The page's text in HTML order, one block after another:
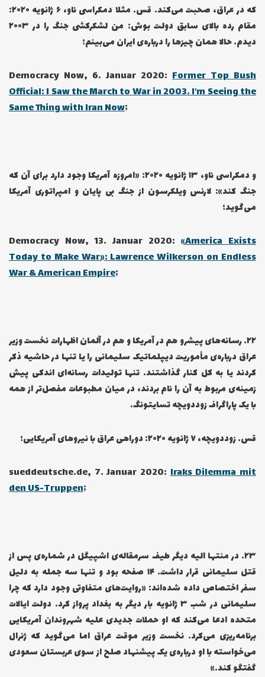
که در عراق، صحبت می‌کند. قس. مثلا دمکراسی ناو، ۶ ژانویه ۲۰۲۰:
مقام رده بالای سابق دولت بوش: من لشکرکشی جنگ را در ۲۰۰۳
دیدم. حالا همان چیزها را درباره‌ی ایران می‌بینم؛
Democracy Now, 6. Januar 2020: Former Top Bush
Official: I Saw the March to War in 2003. I’m Seeing the
Same Thing with Iran Now;
و دمکراسی ناو، ۱۳ ژانویه ۲۰۲۰: «امروزه آمریکا وجود دارد برای آن که
جنگ کند»: لارنس ویلکرسون از جنگ بی پایان و امپراتوری آمریکا
می‌گوید؛
Democracy Now, 13. Januar 2020: «America Exists
Today to Make War»: Lawrence Wilkerson on Endless
War & American Empire;
۲۲… رسانه‌های پیشرو هم در آمریکا و هم در آلمان اظهارات نخست وزیر
عراق درباره‌ی مأموریت دیپلماتیک سلیمانی را یا تنها در حاشیه ذکر
کردند یا به کل کنار گذاشتند. تنها تولیدات رسانه‌ای اندکی پیش
زمینه‌ی مربوط به آن را نام بردند، در میان مطبوعات مفصل‌تر از همه
با یک پاراگراف زوددویچه تسایتونگ.
قس. زوددویچه، ۷ ژانویه ۲۰۲۰: دوراهی عراق با نیروهای آمریکایی؛
sueddeutsche.de, 7. Januar 2020:Iraks Dilemma mit
den US-Truppen;
۲۳… در منتها الیه دیگر طیف سرمقاله‌ی اشپیگل در شماره‌ی پس از
قتل سلیمانی قرار داشت. ۱۴ صفحه بود و تنها سه جمله به دلیل
سفر اختصاص داده شده‌اند: «روایت‌های متفاوتی وجود دارد که چرا
سلیمانی در شب ۳ ژانویه بار دیگر به بغداد پرواز کرد. دولت ایالات
متحده ادعا می‌کند که او حملات جدیدی علیه شهروندان آمریکایی
برنامه‌ریزی می‌کرد. نخست وزیر موقت عراق اما می‌گوید که ژنرال
می‌خواسته با او درباره‌ی یک پیشنهاد صلح از سوی عربستان سعودی
گفتگو کند.»